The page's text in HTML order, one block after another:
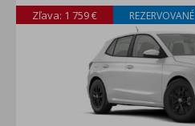
Zľava: 1 759 € REZERVOVANÉ